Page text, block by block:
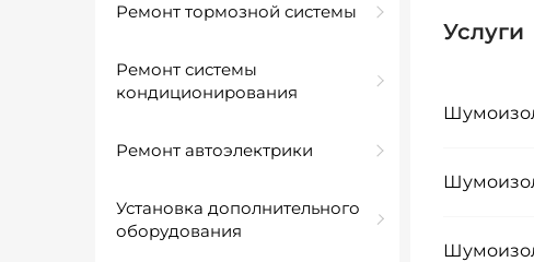
Ремонт тормозной системы
Ремонт системы
кондиционирования
Ремонт автоэлектрики
Установка дополнительного
оборудования
Услуги